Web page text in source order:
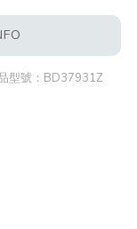
型號： BD37931Z